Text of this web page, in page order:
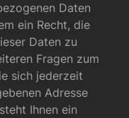
Daten
ein Recht, die
Daten zu
Fragen zum
sich jederzeit
Adresse
Ihnen ein